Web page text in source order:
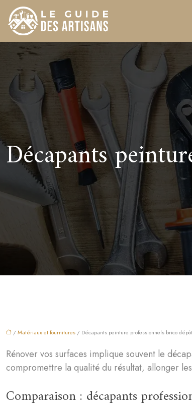
Décapants
/Matériaux et fournitures / Décapants peinture professionnels brico
Rénover vos surfaces implique souvent le
compromettre la qualité du résultat, allonger
Comparaison : décapants